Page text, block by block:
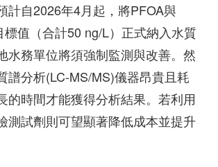
計自2026年4月起，將PFOA與
標值（合計50 ng/L）正式納入水質
水務單位將須強制監測與改善。然
譜分析(LC-MS/MS)儀器昂貴且耗
的時間才能獲得分析結果。若利用
測試劑則可望顯著降低成本並提升